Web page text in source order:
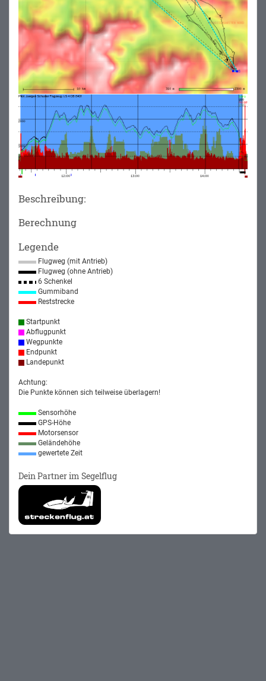
Beschreibung:
Berechnung
Legende
Flugweg (mit Antrieb)
Flugweg (ohne Antrieb)
6 Schenkel
Gummiband
Reststrecke
Startpunkt
Abflugpunkt
Wegpunkte
Endpunkt
Landepunkt
Achtung:
Die Punkte können sich teilweise überlagern!
Sensorhöhe
GPS-Höhe
Motorsensor
Geländehöhe
gewertete Zeit
Dein Partner im Segelflug